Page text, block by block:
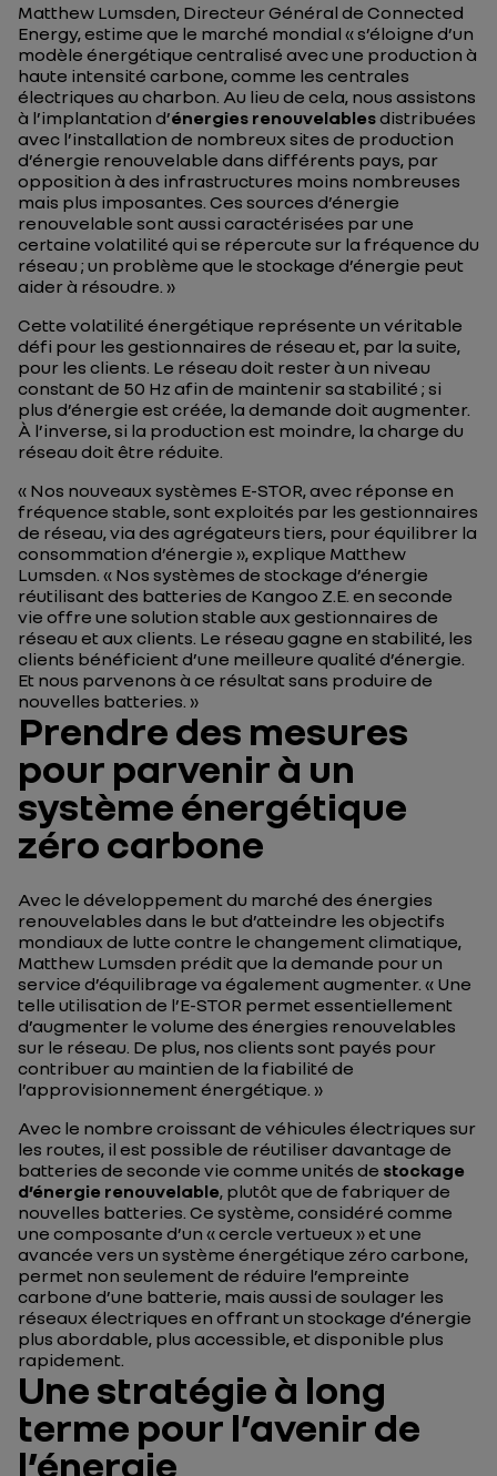
Matthew Lumsden, Directeur Général de Connected
Energy, estime que le marché mondial « s’éloigne d’un
modèle énergétique centralisé avec une production à
haute intensité carbone, comme les centrales
électriques au charbon. Au lieu de cela, nous assistons
à l’implantation d’énergies renouvelablesdistribuées
avec l’installation de nombreux sites de production
d’énergie renouvelable dans différents pays, par
opposition à des infrastructures moins nombreuses
mais plus imposantes. Ces sources d’énergie
renouvelable sont aussi caractérisées par une
certaine volatilité qui se répercute sur la fréquence du
réseau ; un problème que le stockage d’énergie peut
aider à résoudre. »
Cette volatilité énergétique représente un véritable
défi pour les gestionnaires de réseau et, par la suite,
pour les clients. Le réseau doit rester à un niveau
constant de 50 Hz afin de maintenir sa stabilité ; si
plus d’énergie est créée, la demande doit augmenter.
À l’inverse, si la production est moindre, la charge du
réseau doit être réduite.
« Nos nouveaux systèmes E-STOR, avec réponse en
fréquence stable, sont exploités par les gestionnaires
de réseau, via des agrégateurs tiers, pour équilibrer la
consommation d’énergie », explique Matthew
Lumsden. « Nos systèmes de stockage d’énergie
réutilisant des batteries de Kangoo Z.E. en seconde
vie offre une solution stable aux gestionnaires de
réseau et aux clients. Le réseau gagne en stabilité, les
clients bénéficient d’une meilleure qualité d’énergie.
Et nous parvenons à ce résultat sans produire de
nouvelles batteries. »
Prendre des mesures
pour parvenir à un
système énergétique
zéro carbone
Avec le développement du marché des énergies
renouvelables dans le but d’atteindre les objectifs
mondiaux de lutte contre le changement climatique,
Matthew Lumsden prédit que la demande pour un
service d’équilibrage va également augmenter. « Une
telle utilisation de l’E-STOR permet essentiellement
d’augmenter le volume des énergies renouvelables
sur le réseau. De plus, nos clients sont payés pour
contribuer au maintien de la fiabilité de
l’approvisionnement énergétique. »
Avec le nombre croissant de véhicules électriques sur
les routes, il est possible de réutiliser davantage de
batteries de seconde vie comme unités de stockage
d’énergie renouvelable, plutôt que de fabriquer de
nouvelles batteries. Ce système, considéré comme
une composante d’un « cercle vertueux » et une
avancée vers un système énergétique zéro carbone,
permet non seulement de réduire l’empreinte
carbone d’une batterie, mais aussi de soulager les
réseaux électriques en offrant un stockage d’énergie
plus abordable, plus accessible, et disponible plus
rapidement.
Une stratégie à long
terme pour l’avenir de
l’énergie